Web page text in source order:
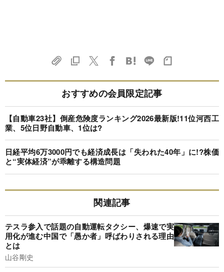
おすすめの会員限定記事
【自動車23社】倒産危険度ランキング2026最新版!11位河西工
業、5位日野自動車、1位は?
日経平均6万3000円でも経済成長は「失われた40年」に!?株価
と“実体経済”が乖離する構造問題
関連記事
テスラ参入で話題の自動運転タクシー、爆速で実
用化が進む中国で「愚か者」呼ばわりされる理由
とは
山谷剛史